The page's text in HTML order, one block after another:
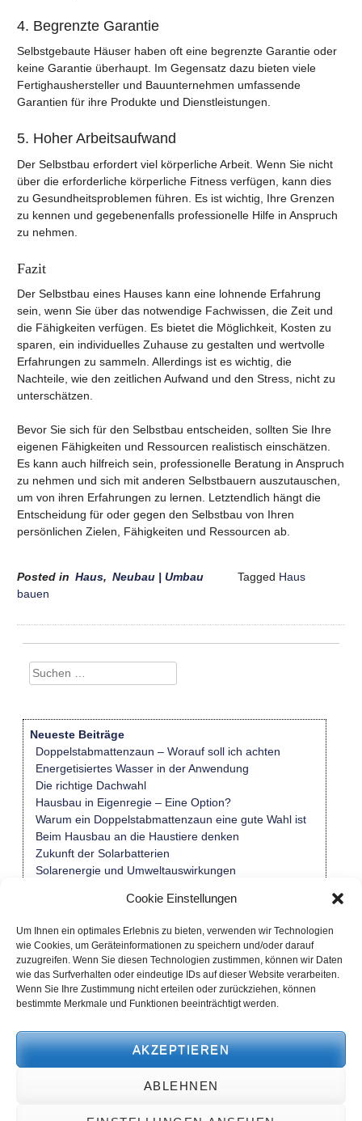
Cookie Einstellungen
Um Ihnen ein optimales Erlebnis zu bieten, verwenden wir Technologien
wie Cookies, um Geräteinformationen zu speichern und/oder darauf
zuzugreifen. Wenn Sie diesen Technologien zustimmen, können wir Daten
wie das Surfverhalten oder eindeutige IDs auf dieser Website verarbeiten.
Wenn Sie Ihre Zustimmung nicht erteilen oder zurückziehen, können
bestimmte Merkmale und Funktionen beeinträchtigt werden.
AKZEPTIEREN
ABLEHNEN
4. Begrenzte Garantie
Selbstgebaute Häuser haben oft eine begrenzte Garantie oder
keine Garantie überhaupt. Im Gegensatz dazu bieten viele
Fertighaushersteller und Bauunternehmen umfassende
Garantien für ihre Produkte und Dienstleistungen.
5. Hoher Arbeitsaufwand
Der Selbstbau erfordert viel körperliche Arbeit. Wenn Sie nicht
über die erforderliche körperliche Fitness verfügen, kann dies
zu Gesundheitsproblemen führen. Es ist wichtig, Ihre Grenzen
zu kennen und gegebenenfalls professionelle Hilfe in Anspruch
zu nehmen.
Fazit
Der Selbstbau eines Hauses kann eine lohnende Erfahrung
sein, wenn Sie über das notwendige Fachwissen, die Zeit und
die Fähigkeiten verfügen. Es bietet die Möglichkeit, Kosten zu
sparen, ein individuelles Zuhause zu gestalten und wertvolle
Erfahrungen zu sammeln. Allerdings ist es wichtig, die
Nachteile, wie den zeitlichen Aufwand und den Stress, nicht zu
unterschätzen.
Bevor Sie sich für den Selbstbau entscheiden, sollten Sie Ihre
eigenen Fähigkeiten und Ressourcen realistisch einschätzen.
Es kann auch hilfreich sein, professionelle Beratung in Anspruch
zu nehmen und sich mit anderen Selbstbauern auszutauschen,
um von ihren Erfahrungen zu lernen. Letztendlich hängt die
Entscheidung für oder gegen den Selbstbau von Ihren
persönlichen Zielen, Fähigkeiten und Ressourcen ab.
Posted in Haus, Neubau | Umbau Tagged Haus
bauen
Suchen
nach:
Neueste Beiträge
Doppelstabmattenzaun – Worauf soll ich achten
Energetisiertes Wasser in der Anwendung
Die richtige Dachwahl
Hausbau in Eigenregie – Eine Option?
Warum ein Doppelstabmattenzaun eine gute Wahl ist
Beim Hausbau an die Haustiere denken
Zukunft der Solarbatterien
Solarenergie und Umweltauswirkungen
Solar-Anlage und Smart Home kombinieren
Kategorien
Allgemein
Finanzen | Recht
Haus
Renovieren | Modernisieren